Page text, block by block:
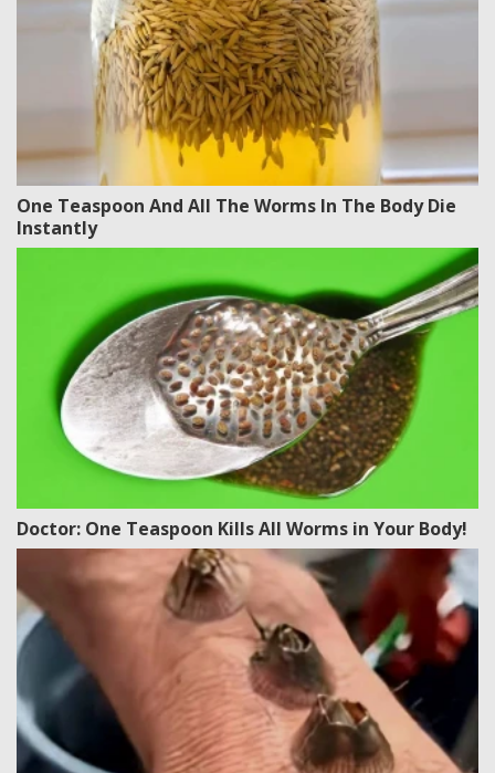
One Teaspoon And All The Worms In The Body Die
Instantly
Doctor: One Teaspoon Kills All Worms in Your Body!